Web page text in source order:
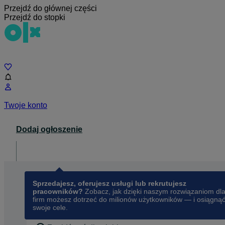
Przejdź do głównej części
Przejdź do stopki
Twoje konto
Dodaj ogłoszenie
Sprzedajesz, oferujesz usługi lub rekrutujesz
pracowników? Zobacz, jak dzięki naszym rozwiązaniom dla
firm możesz dotrzeć do milionów użytkowników — i osiągnąć
swoje cele.